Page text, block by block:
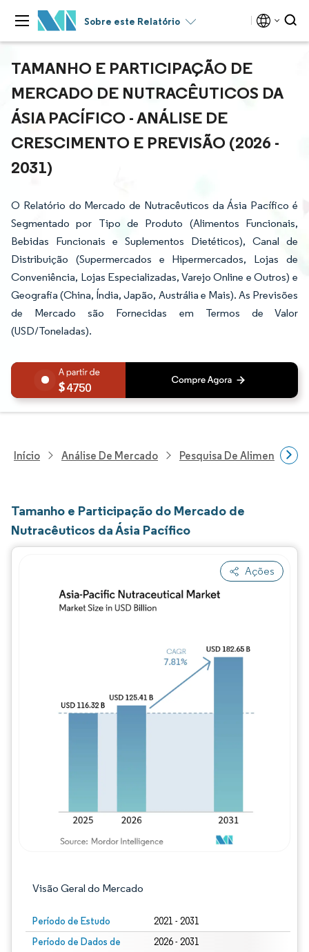
Sobre este Relatório
TAMANHO E PARTICIPAÇÃO DE
MERCADO DE NUTRACÊUTICOS DA
ÁSIA PACÍFICO - ANÁLISE DE
CRESCIMENTO E PREVISÃO (2026 -
2031)
O Relatório do Mercado de Nutracêuticos da Ásia Pacífico é
Segmentado por Tipo de Produto (Alimentos Funcionais,
Bebidas Funcionais e Suplementos Dietéticos), Canal de
Distribuição (Supermercados e Hipermercados, Lojas de
Conveniência, Lojas Especializadas, Varejo Online e Outros) e
Geografia (China, Índia, Japão, Austrália e Mais). As Previsões
de Mercado são Fornecidas em Termos de Valor
(USD/Toneladas).
4750
Início Análise De Mercado Pesquisa De Alimentos E
Tamanho e Participação do Mercado de
Nutracêuticos da Ásia Pacífico
Ações
Visão Geral do Mercado
Período de Estudo 2021 - 2031
Período de Dados de
2026 - 2031